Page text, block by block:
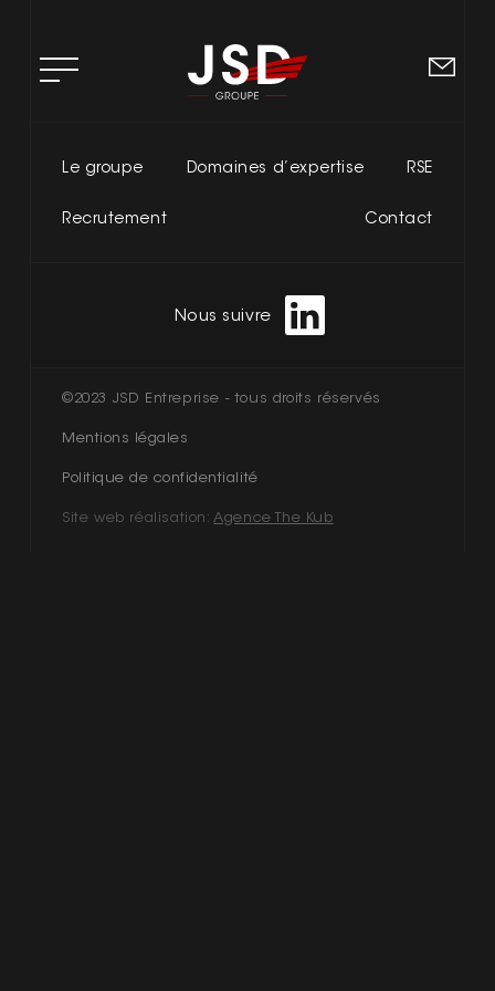
L’ENTREPRISE
CONTACT
Le groupe Domaines d’expertise RSE
Recrutement Contact
Nous suivre
©2023 JSD Entreprise - tous droits réservés
Mentions légales
Politique de confidentialité
Site web réalisation:Agence The Kub